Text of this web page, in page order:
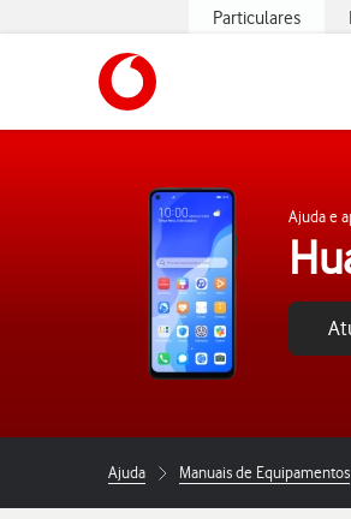
Particulares
Ajuda e
Ajuda Manuais de Equipamentos